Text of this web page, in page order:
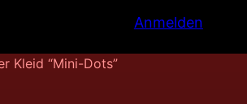
Anmelden
Kleid “Mini-Dots”